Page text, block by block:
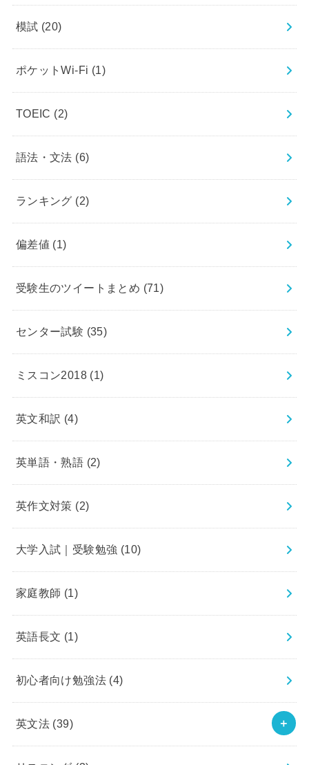
模試 (20)
ポケットWi-Fi (1)
TOEIC (2)
語法・文法 (6)
ランキング (2)
偏差値 (1)
受験生のツイートまとめ (71)
センター試験 (35)
ミスコン2018 (1)
英文和訳 (4)
英単語・熟語 (2)
英作文対策 (2)
大学入試｜受験勉強 (10)
家庭教師 (1)
英語長文 (1)
初心者向け勉強法 (4)
英文法 (39)